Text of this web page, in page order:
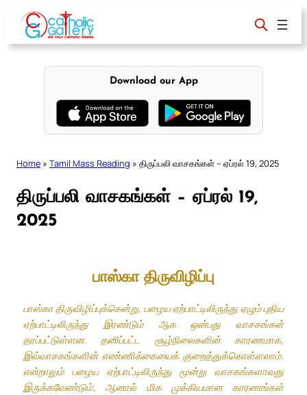
content
Download our App
Home » Tamil Mass Reading » திருப்பலி வாசகங்கள் – ஏப்ரல் 19, 2025
திருப்பலி வாசகங்கள் – ஏப்ரல் 19,
2025
பாஸ்கா திருவிழிப்பு
பாஸ்கா திருவிழிப்புக்கென்று, பழைய ஏற்பாட்டிலிருந்து ஏழும் புதிய
ஏற்பாட்டிலிருந்து இரண்டும் ஆக ஒன்பது வாசகங்கள்
தரப்பட்டுள்ளன. தனிப்பட்ட சூழ்நிலைகளின் காரணமாக,
இவ்வாசகங்களின் எண்ணிக்கையைக் குறைத்துக்கொள்ளலாம்.
என்றாலும் பழைய ஏற்பாட்டிலிருந்து மூன்று வாசகங்களாவது
இருக்கவேண்டும்; ஆனால் மிக முக்கியமான காரணங்கள்